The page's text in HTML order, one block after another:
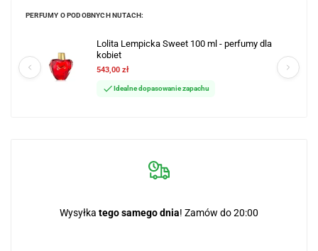
PERFUMY O PODOBNYCH NUTACH:
Lolita Lempicka Sweet 100 ml - perfumy dla
kobiet
543,00 zł
Idealne dopasowanie zapachu
Wysyłka tego samego dnia! Zamów do 20:00